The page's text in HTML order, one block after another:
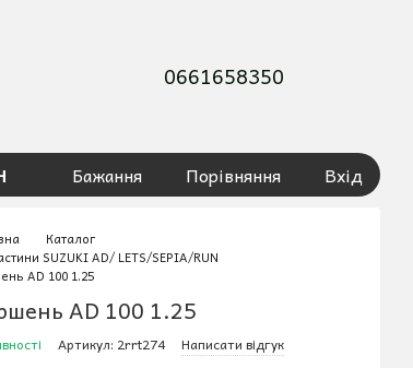
0661658350
Бажання Порівняння Вхід
Каталог
SUZUKI AD/ LETS/SEPIA/RUN
AD 100 1.25
AD 100 1.25
Артикул: 2rrt274 Написати відгук